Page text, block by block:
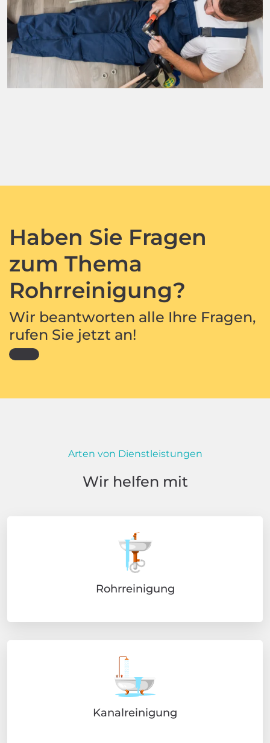
Haben Sie Fragen
zum Thema
Rohrreinigung?
Wir beantworten alle Ihre Fragen,
rufen Sie jetzt an!
Arten von Dienstleistungen
Wir helfen mit
Rohrreinigung
Kanalreinigung